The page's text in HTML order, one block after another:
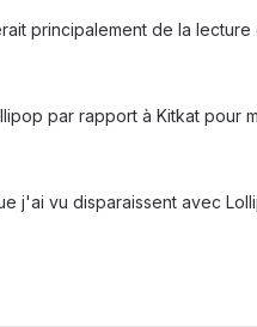
principalement de la
par rapport à Kitkat pour
j'ai vu disparaissent avec